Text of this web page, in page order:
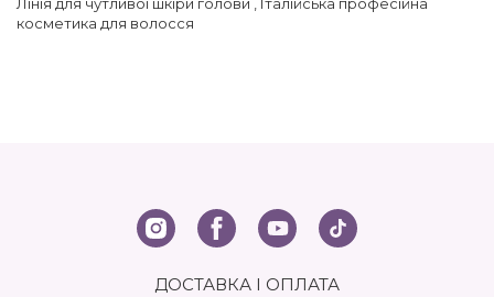
косметика для волосся
ДОСТАВКА І ОПЛАТА